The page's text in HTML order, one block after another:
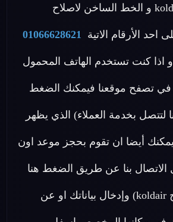
اصلاح شاشات koldair و الخط الساخن لاصلاح
01066628621
او اذا كنت تستخدم الهاتف المحمول
في تصفح موقعنا فيمكنك الضغط
بخدمة العملاء) الذي يظهر
أيضا ان تقوم بحجز موعد اون
الاتصال بنا عن طريق الضغط هنا
(احجز موعد اصلاح koldair) وإدخال بياناتك او عن